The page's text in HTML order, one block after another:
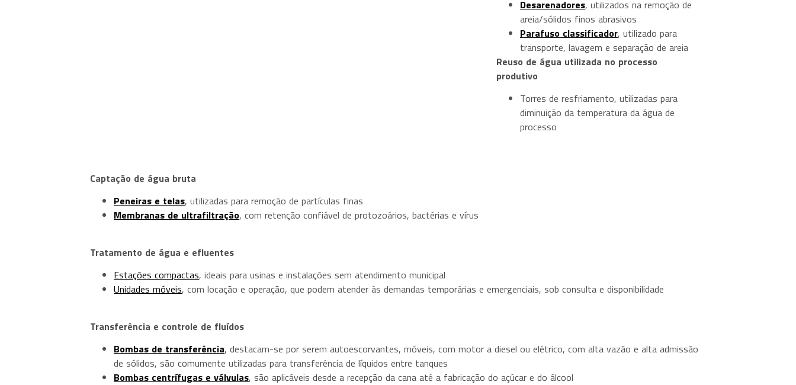
Desarenadores, utilizados na remoção de
areia/sólidos finos abrasivos
Parafuso classificador, utilizado para
transporte, lavagem e separação de areia
Reuso de água utilizada no processo
produtivo
Torres de resfriamento, utilizadas para
diminuição da temperatura da água de
processo
Captação de água bruta
Peneiras e telas, utilizadas para remoção de partículas finas
Membranas de ultrafiltração, com retenção confiável de protozoários, bactérias e vírus
Tratamento de água e efluentes
Estações compactas, ideais para usinas e instalações sem atendimento municipal
Unidades móveis, com locação e operação, que podem atender às demandas temporárias e emergenciais, sob consulta e disponibilidade
Transferência e controle de fluídos
Bombas de transferência, destacam-se por serem autoescorvantes, móveis, com motor a diesel ou elétrico, com alta vazão e alta admissão
de sólidos, são comumente utilizadas para transferência de líquidos entre tanques
Bombas centrífugas e válvulas, são aplicáveis desde a recepção da cana até a fabricação do açúcar e do álcool